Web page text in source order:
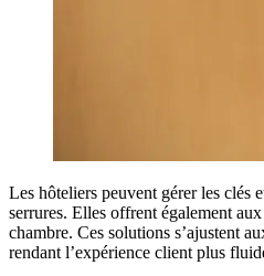
Les hôteliers peuvent gérer les clés
serrures. Elles offrent également
chambre. Ces solutions s’ajustent
rendant l’expérience client plus